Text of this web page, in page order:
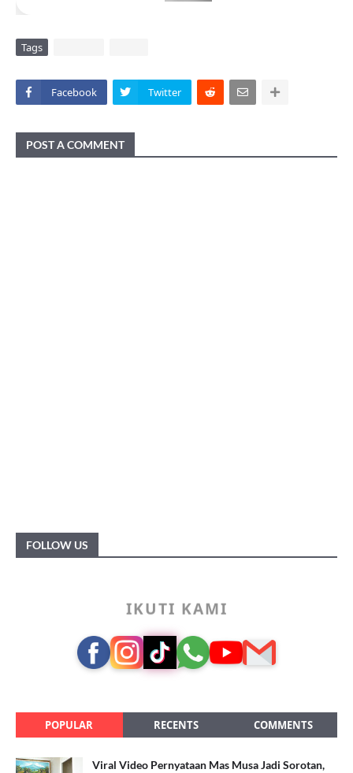
Tags
Facebook Twitter
POST A COMMENT
FOLLOW US
IKUTI KAMI
POPULAR RECENTS COMMENTS
Viral Video Pernyataan Mas Musa Jadi Sorotan,